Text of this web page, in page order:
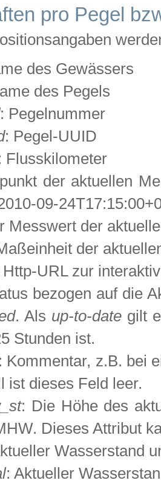
pro Pegel
des Gewässers
des Pegels
: Pegelnummer
: Pegel-UUID
Flusskilometer
der aktuellen
09-
Messwert der
der
Http-URL zur
bezogen auf die
. Als up-to-date gilt
Stunden ist.
Kommentar, z.B. bei
ist dieses Feld leer.
: Die Höhe des
Dieses Attribut
Wasserstand
: Aktueller